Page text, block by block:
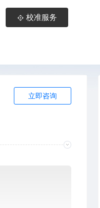
校准服务
立即咨询